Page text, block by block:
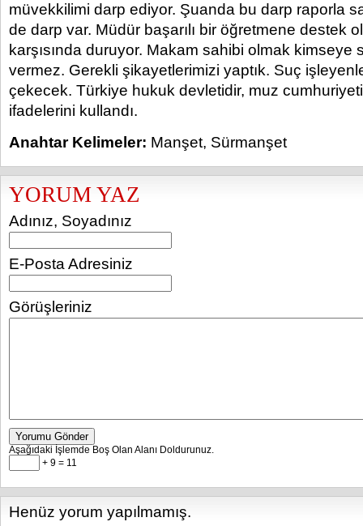
müvekkilimi darp ediyor. Şuanda bu darp raporla
de darp var. Müdür başarılı bir öğretmene destek
karşısında duruyor. Makam sahibi olmak kimseye
vermez. Gerekli şikayetlerimizi yaptık. Suç
çekecek. Türkiye hukuk devletidir, muz cumhuriyeti
ifadelerini kullandı.
Anahtar Kelimeler: Manşet, Sürmanşet
YORUM YAZ
Adınız, Soyadınız
E-Posta Adresiniz
Görüşleriniz
Yorumu Gönder
Aşağıdaki İşlemde Boş Olan Alanı Doldurunuz.
+ 9 = 11
Henüz yorum yapılmamış.